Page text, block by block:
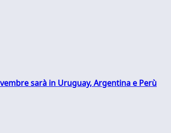
sarà in Uruguay, Argentina e Perù